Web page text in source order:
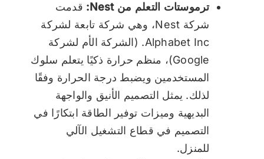
ترموستات التعلم من Nest:
قدمت
شركة Nest، وهي شركة تابعة لشركة
Alphabet Inc. (الشركة الأم لشركة
Google)، منظم حرارة ذكيًا يتعلم سلوك
المستخدمين ويضبط درجة الحرارة وفقًا
لذلك. يمثل التصميم الأنيق والواجهة
البديهية وميزات توفير الطاقة ابتكارًا في
التصميم في قطاع التشغيل الآلي
للمنزل.